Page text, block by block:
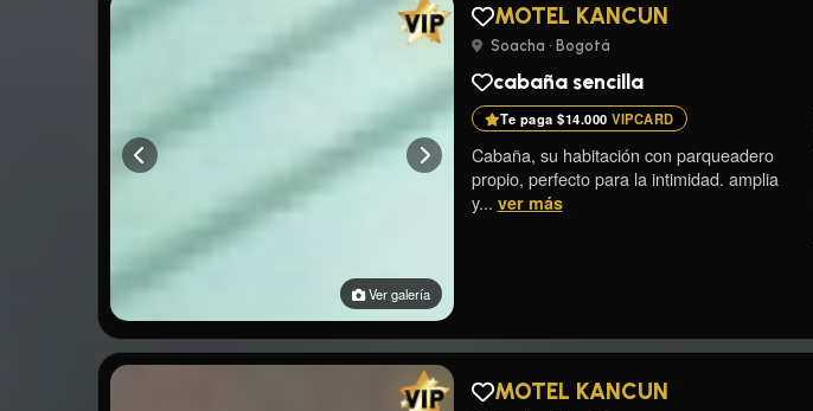
Ver galería
MOTEL KANCUN
Soacha • Bogotá
cabaña sencilla
Te paga $14.000 VIPCARD
Cabaña, su habitación con parqueadero
propio, perfecto para la intimidad. amplia
y... ver más
MOTEL KANCUN